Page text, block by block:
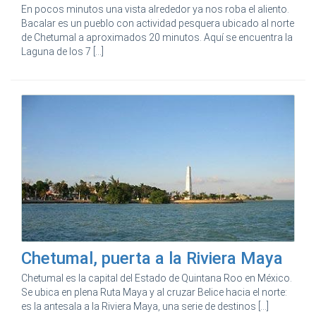
En pocos minutos una vista alrededor ya nos roba el aliento.
Bacalar es un pueblo con actividad pesquera ubicado al norte
de Chetumal a aproximados 20 minutos. Aquí se encuentra la
Laguna de los 7 [...]
Chetumal, puerta a la Riviera Maya
Chetumal es la capital del Estado de Quintana Roo en México.
Se ubica en plena Ruta Maya y al cruzar Belice hacia el norte:
es la antesala a la Riviera Maya, una serie de destinos [...]